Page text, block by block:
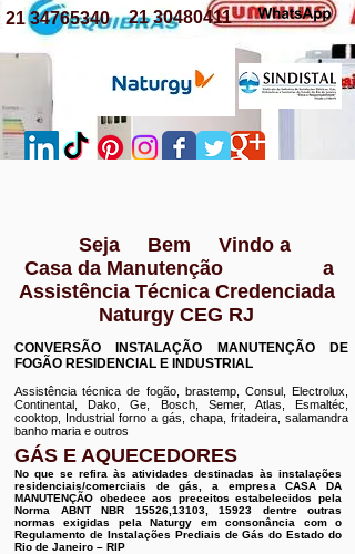
21 30480411
21 34765340
Seja Bem Vindo a
Casa da Manutenção a
Assistência Técnica Credenciada
Naturgy CEG RJ
CONVERSÃO INSTALAÇÃO MANUTENÇÃO DE
FOGÃO RESIDENCIAL E INDUSTRIAL
Assistência técnica de fogão, brastemp, Consul, Electrolux,
Continental, Dako, Ge, Bosch, Semer, Atlas, Esmaltéc,
cooktop, Industrial forno a gás, chapa, fritadeira, salamandra
banho maria e outros
GÁS E AQUECEDORES
No que se refira às atividades destinadas às instalações
residenciais/comerciais de gás, a empresa CASA DA
MANUTENÇÃO obedece aos preceitos estabelecidos pela
Norma ABNT NBR 15526,13103, 15923 dentre outras
normas exigidas pela Naturgy em consonância com o
Regulamento de Instalações Prediais de Gás do Estado do
Rio de Janeiro – RIP